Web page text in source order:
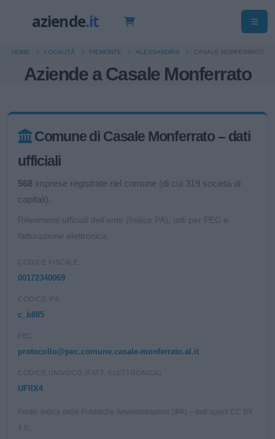
Aziende a Casale Monferrato
HOME LOCALITÀ PIEMONTE ALESSANDRIA CASALE MONFERRATO
Comune di Casale Monferrato – dati
ufficiali
568 imprese registrate nel comune (di cui 319 società di
capitali).
Riferimenti ufficiali dell'ente (Indice PA), utili per PEC e
fatturazione elettronica.
CODICE FISCALE
00172340069
CODICE IPA
c_b885
PEC
protocollo@pec.comune.casale-monferrato.al.it
CODICE UNIVOCO (FATT. ELETTRONICA)
UFIIX4
Fonte: Indice delle Pubbliche Amministrazioni (IPA) – dati aperti CC BY